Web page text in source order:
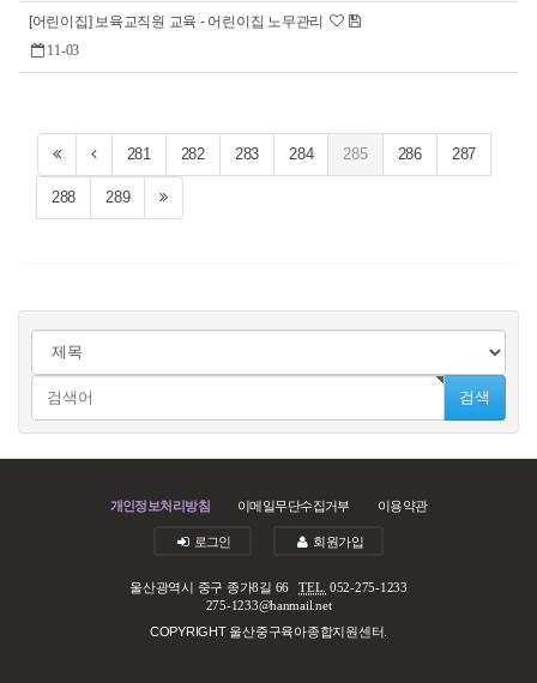
[어린이집] 보육교직원 교육 - 어린이집 노무관리
11-03
281 282 283 284 285 286 287
288 289
검색
개인정보처리방침 이메일무단수집거부 이용약관
로그인 회원가입
울산광역시 중구 종가8길 66TEL. 052-275-1233
275-1233@hanmail.net
COPYRIGHT 울산중구육아종합지원센터.